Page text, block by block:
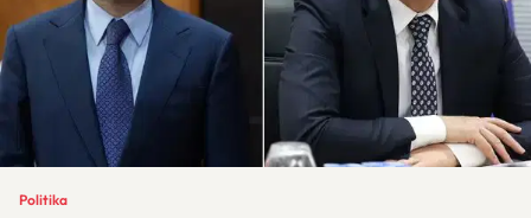
Politika